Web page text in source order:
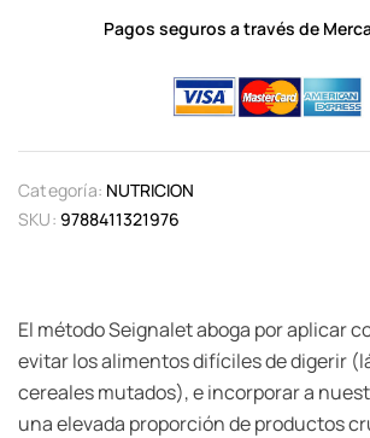
Pagos seguros a través de
Categoría: NUTRICION
SKU: 9788411321976
El método Seignalet aboga por aplicar
evitar los alimentos difíciles de digerir
cereales mutados), e incorporar a
una elevada proporción de productos